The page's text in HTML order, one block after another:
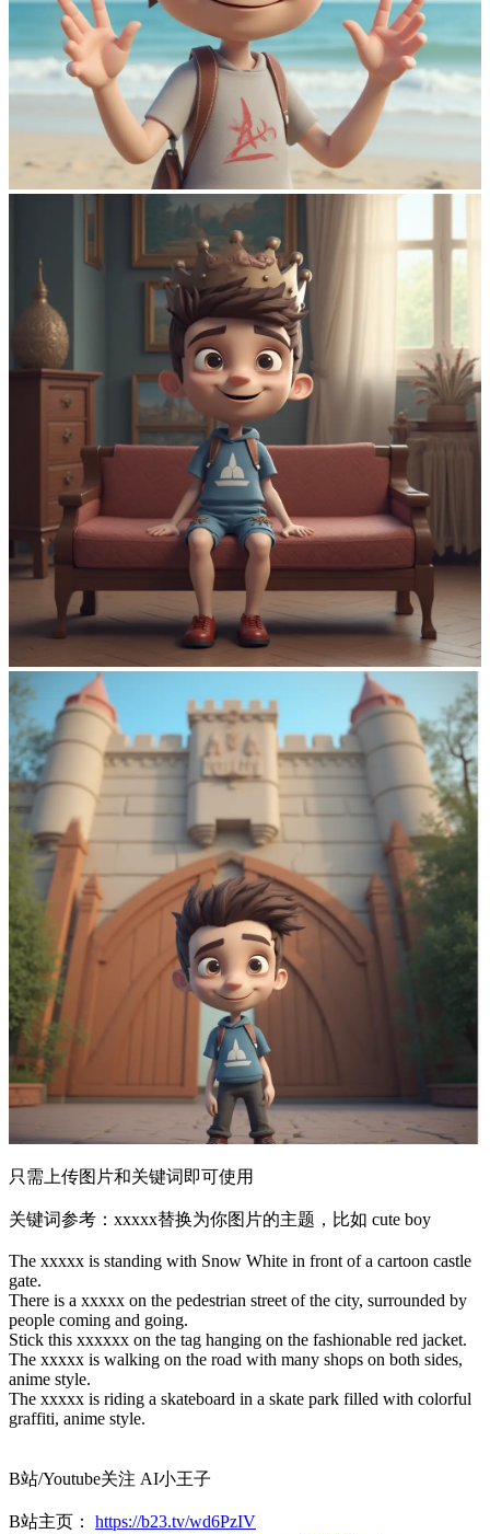
只需上传图片和关键词即可使用
关键词参考：xxxxx替换为你图片的主题，比如 cute boy
The xxxxx is standing with Snow White in front of a cartoon castle
gate.
There is a xxxxx on the pedestrian street of the city, surrounded by
people coming and going.
Stick this xxxxxx on the tag hanging on the fashionable red jacket.
The xxxxx is walking on the road with many shops on both sides,
anime style.
The xxxxx is riding a skateboard in a skate park filled with colorful
graffiti, anime style.
B站/Youtube关注 AI小王子
B站主页： https://b23.tv/wd6PzIV